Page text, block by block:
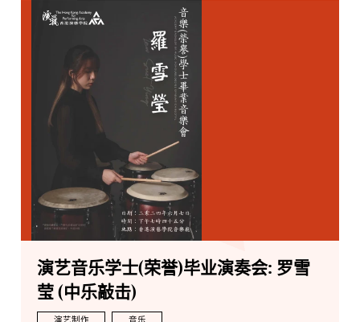
演艺音乐学士(荣誉)毕业演奏会: 罗雪
莹 (中乐敲击)
演艺制作 音乐